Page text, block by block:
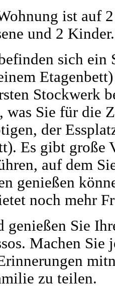
ist auf
und 2 Kinder.
sich
Stockwerk
was Sie für die
der
Es gibt große
auf dem
genießen
noch mehr
genießen Sie
Machen Sie
zu teilen.